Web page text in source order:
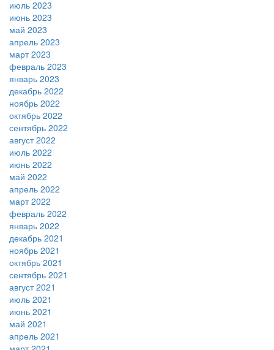
июль 2023
июнь 2023
май 2023
апрель 2023
март 2023
февраль 2023
январь 2023
декабрь 2022
ноябрь 2022
октябрь 2022
сентябрь 2022
август 2022
июль 2022
июнь 2022
май 2022
апрель 2022
март 2022
февраль 2022
январь 2022
декабрь 2021
ноябрь 2021
октябрь 2021
сентябрь 2021
август 2021
июль 2021
июнь 2021
май 2021
апрель 2021